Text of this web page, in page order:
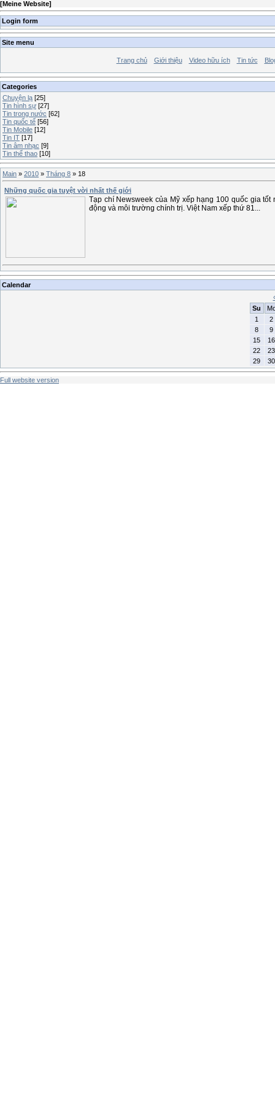
[Meine Website]
Login form
Site menu
Trang chủ Giới thiệu Video hữu ích Tin tức
Categories
Chuyện lạ [25]
Tin hình sự [27]
Tin trong nước [62]
Tin quốc tế [56]
Tin Mobile [12]
Tin IT [17]
Tin âm nhạc [9]
Tin thể thao [10]
Main » 2010 » Tháng 8 » 18
Những quốc gia tuyệt vời nhất thế giới
Tạp chí Newsweek của Mỹ xếp hạng 100 quốc gia
động và môi trường chính trị. Việt Nam xếp thứ 81...
Calendar
Su
1
2
8
9
15
16
22
23
29
30
Full website version